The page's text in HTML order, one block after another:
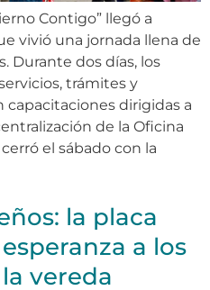
Contigo” llegó a
vivió una jornada llena de
Durante dos días, los
trámites y
capacitaciones dirigidas a
de la Oficina
el sábado con la
la placa
a los
vereda